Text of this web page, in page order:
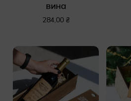
вина
284,00 ₴